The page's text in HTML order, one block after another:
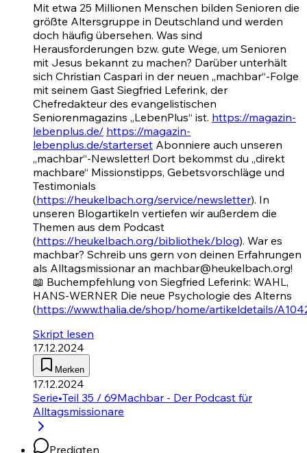
Mit etwa 25 Millionen Menschen bilden Senioren die
größte Altersgruppe in Deutschland und werden
doch häufig übersehen. Was sind
Herausforderungen bzw. gute Wege, um Senioren
mit Jesus bekannt zu machen? Darüber unterhält
sich Christian Caspari in der neuen „machbar“-Folge
mit seinem Gast Siegfried Leferink, der
Chefredakteur des evangelistischen
Seniorenmagazins „LebenPlus“ ist. https://magazin-
lebenplus.de/ https://magazin-
lebenplus.de/starterset Abonniere auch unseren
„machbar“-Newsletter! Dort bekommst du „direkt
machbare“ Missionstipps, Gebetsvorschläge und
Testimonials
(https://heukelbach.org/service/newsletter). In
unseren Blogartikeln vertiefen wir außerdem die
Themen aus dem Podcast
(https://heukelbach.org/bibliothek/blog). War es
machbar? Schreib uns gern von deinen Erfahrungen
als Alltagsmissionar an machbar@heukelbach.org!
📖 Buchempfehlung von Siegfried Leferink: WAHL,
HANS-WERNER Die neue Psychologie des Alterns
(https://www.thalia.de/shop/home/artikeldetails/
Skript lesen
17.12.2024
Merken
17.12.2024
Serie•Teil 35 / 69Machbar - Der Podcast für
Alltagsmissionare
Predigten